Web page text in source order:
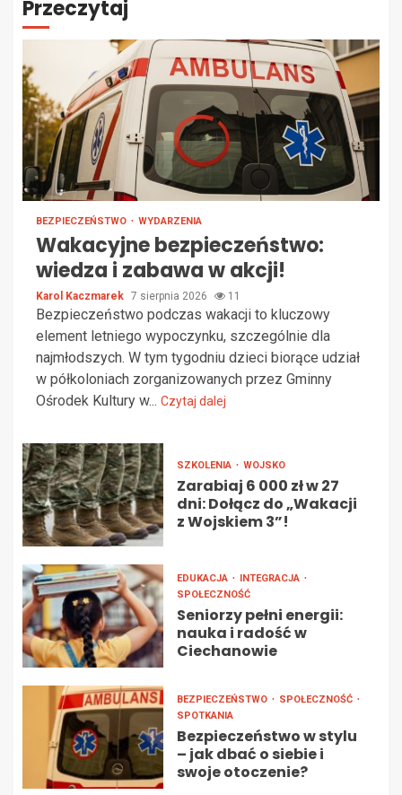
Przeczytaj
BEZPIECZEŃSTWO WYDARZENIA
Wakacyjne bezpieczeństwo:
wiedza i zabawa w akcji!
Karol Kaczmarek 7 sierpnia 2026 11
Bezpieczeństwo podczas wakacji to kluczowy
element letniego wypoczynku, szczególnie dla
najmłodszych. W tym tygodniu dzieci biorące udział
w półkoloniach zorganizowanych przez Gminny
Ośrodek Kultury w... Czytaj dalej
SZKOLENIA WOJSKO
Zarabiaj 6 000 zł w 27
dni: Dołącz do „Wakacji
z Wojskiem 3”!
EDUKACJA
INTEGRACJA
SPOŁECZNOŚĆ
Seniorzy pełni energii:
nauka i radość w
Ciechanowie
BEZPIECZEŃSTWO
SPOŁECZNOŚĆ
SPOTKANIA
Bezpieczeństwo w stylu
– jak dbać o siebie i
swoje otoczenie?